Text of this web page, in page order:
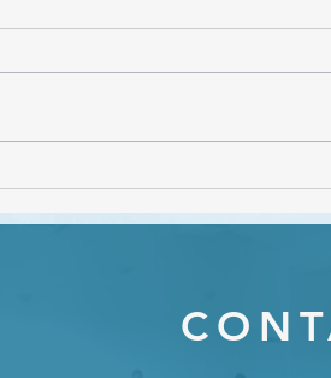
Webinar
conflictos en el